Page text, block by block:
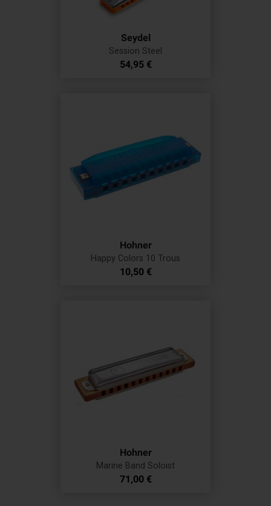
Seydel
Session Steel
Prix
54,95 €
Hohner
Happy Colors 10 Trous
Prix
10,50 €
Hohner
Marine Band Soloist
Prix
71,00 €